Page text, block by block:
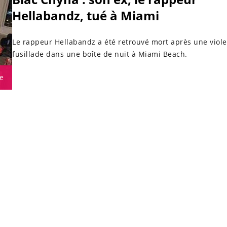
Hellabandz, tué à Miami
Le rappeur Hellabandz a été retrouvé mort après une
fusillade dans une boîte de nuit à Miami Beach.